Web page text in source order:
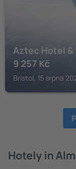
Aztec Hotel &
9 257 Kč
Bristol, 15 srpna
Hotely in